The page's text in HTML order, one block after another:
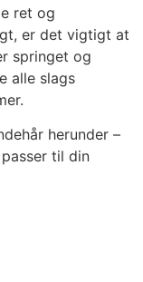
ret og
er det vigtigt at
springet og
alle slags
herunder –
til din